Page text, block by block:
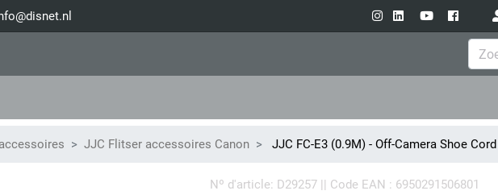
JJC Flitser accessoires Canon JJC FC-E3 (0.9M) - Off-Camera Shoe
Nº d'article: D29257 || Code EAN : 6950291506801